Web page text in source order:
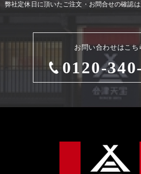
お問い合わせはこち
0120-
弊社定休⽇に頂いたご注⽂・お問合せの確認は